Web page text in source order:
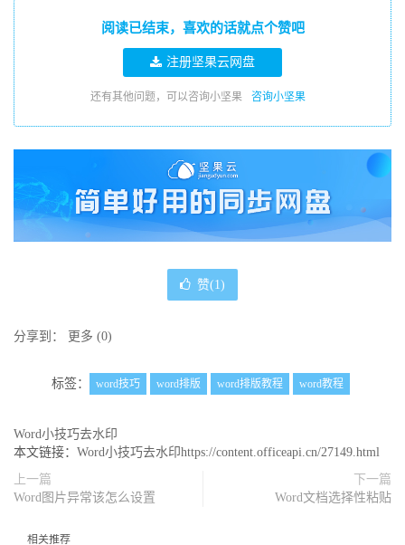
阅读已结束，喜欢的话就点个赞吧
注册坚果云网盘
还有其他问题，可以咨询小坚果 咨询小坚果
赞(1)
分享到： 更多 (0)
标签： word技巧 word排版 word排版教程 word教程
Word小技巧去水印
本文链接： Word小技巧去水印https://content.officeapi.cn/27149.html
上一篇
Word图片异常该怎么设置
下一篇
Word文档选择性粘贴
相关推荐